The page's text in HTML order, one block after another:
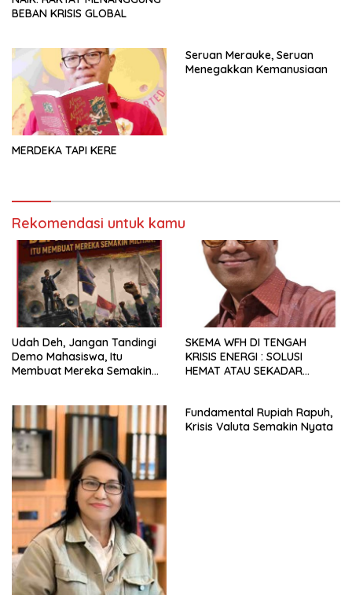
BEBAN KRISIS GLOBAL
MERDEKA TAPI KERE
Seruan Merauke, Seruan
Menegakkan Kemanusiaan
Rekomendasi untuk kamu
Udah Deh, Jangan Tandingi
Demo Mahasiswa, Itu
Membuat Mereka Semakin
SKEMA WFH DI TENGAH
KRISIS ENERGI : SOLUSI
HEMAT ATAU SEKADAR
Fundamental Rupiah Rapuh,
Krisis Valuta Semakin Nyata